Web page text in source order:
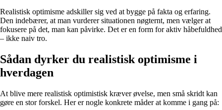
Realistisk optimisme adskiller sig ved at bygge på fakta og erfaring.
Den indebærer, at man vurderer situationen nøgternt, men vælger at
fokusere på det, man kan påvirke. Det er en form for aktiv håbefuldhed
– ikke naiv tro.
Sådan dyrker du realistisk optimisme i
hverdagen
At blive mere realistisk optimistisk kræver øvelse, men små skridt kan
gøre en stor forskel. Her er nogle konkrete måder at komme i gang på: